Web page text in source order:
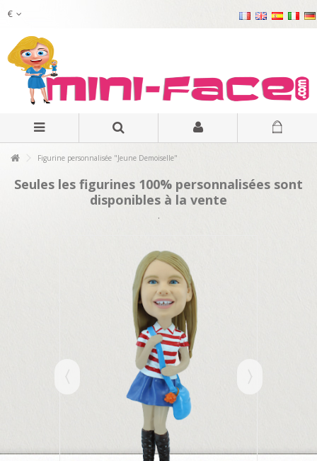
€
Figurine personnalisée "Jeune Demoiselle"
Seules les figurines 100% personnalisées sont
disponibles à la vente
.